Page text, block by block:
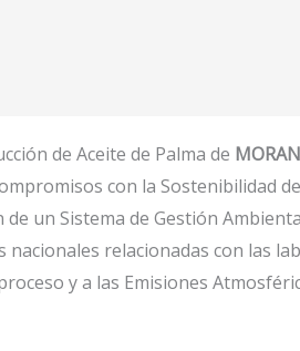
de Aceite de Palma de
con la Sostenibilidad
un Sistema de Gestión
relacionadas con las
y a las Emisiones